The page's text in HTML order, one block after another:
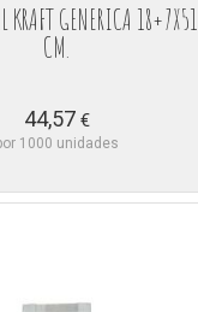
KRAFT GENERICA 18+7X51
CM.
44,57 €
1000 unidades